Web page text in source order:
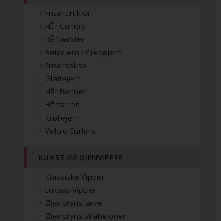
Frisørartikler
Hår Curlers
Hårbørster
Bølgejern / Crepejern
Frisørsakse
Glattejern
Hår Bonnet
Hårtørrer
Krøllejern
Velcro Curlers
KUNSTIGE ØJENVIPPER
Klassiske Vipper
Luksus Vipper
Øjenbrynsfarve
Øjenbryns skabeloner